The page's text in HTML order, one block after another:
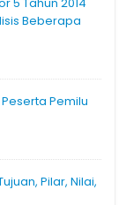
5 Tahun 2014
Beberapa
Pemilu
Pilar, Nilai,